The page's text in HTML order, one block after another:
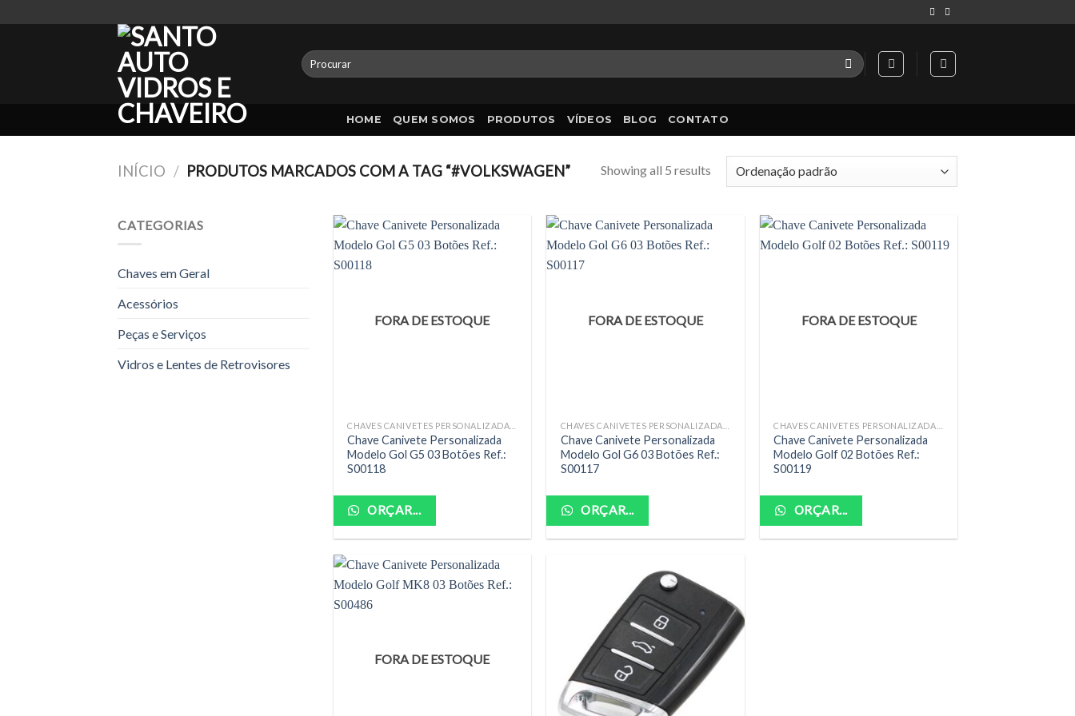
to
Pesquisar
por:
HOME QUEM SOMOS PRODUTOS VÍDEOS BLOG CONTATO
INÍCIO / PRODUTOS MARCADOS COM A TAG “#VOLKSWAGEN” Showing all 5 results
CATEGORIAS
Chaves em Geral
Acessórios
Peças e Serviços
Vidros e Lentes de Retrovisores
FORA DE ESTOQUE
Chave Canivete Personalizada
Modelo Gol G5 03 Botões Ref.:
S00118
ORÇAR...
FORA DE ESTOQUE
Chave Canivete Personalizada
Modelo Gol G6 03 Botões Ref.:
S00117
ORÇAR...
FORA DE ESTOQUE
Chave Canivete Personalizada
Modelo Golf 02 Botões Ref.:
S00119
ORÇAR...
FORA DE ESTOQUE